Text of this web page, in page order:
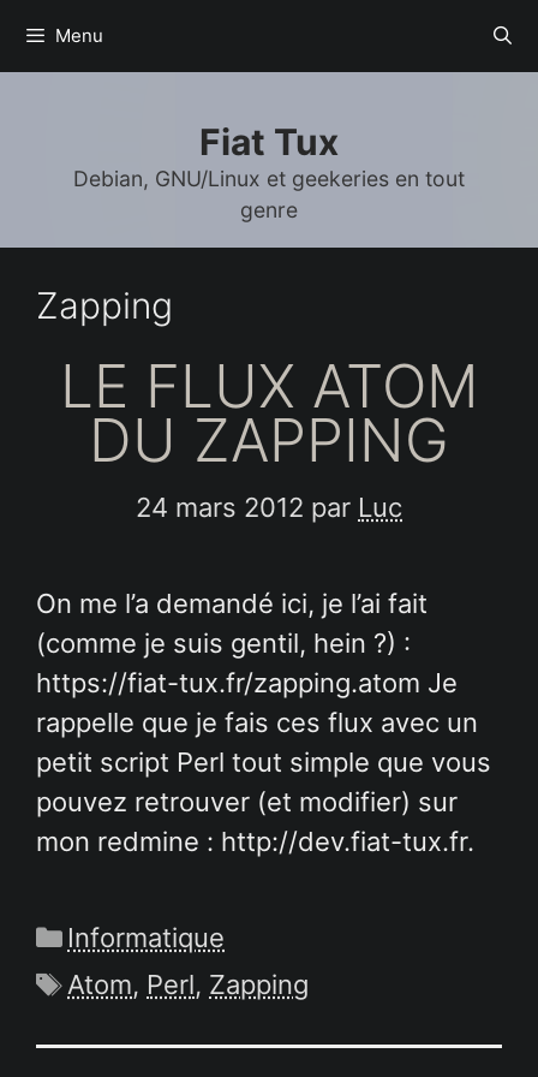
Menu
Fiat Tux
Debian, GNU/Linux et geekeries en tout
genre
Zapping
LE FLUX ATOM
DU ZAPPING
24 mars 2012 par Luc
On me l’a demandé ici, je l’ai fait
(comme je suis gentil, hein ?) :
https://fiat-tux.fr/zapping.atom Je
rappelle que je fais ces flux avec un
petit script Perl tout simple que vous
pouvez retrouver (et modifier) sur
mon redmine : http://dev.fiat-tux.fr.
Catégories
Informatique
Étiquettes
Atom, Perl, Zapping